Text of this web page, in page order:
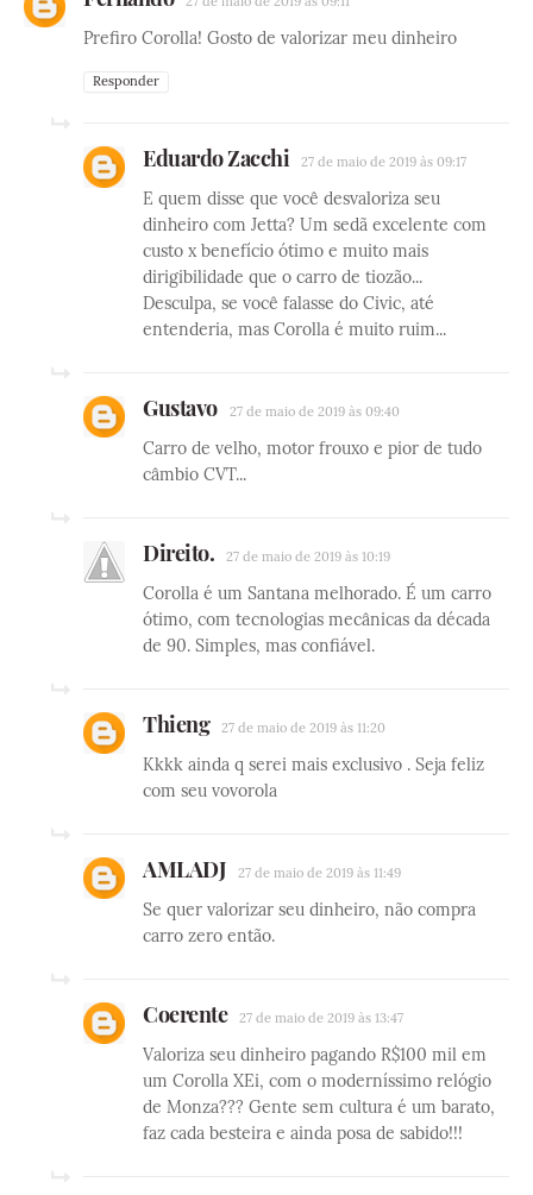
Prefiro Corolla! Gosto de valorizar meu dinheiro
Responder
Eduardo Zacchi 27 de maio de 2019 às 09:17
E quem disse que você desvaloriza seu
dinheiro com Jetta? Um sedã excelente com
custo x benefício ótimo e muito mais
dirigibilidade que o carro de tiozão...
Desculpa, se você falasse do Civic, até
entenderia, mas Corolla é muito ruim...
Gustavo 27 de maio de 2019 às 09:40
Carro de velho, motor frouxo e pior de tudo
câmbio CVT...
Direito. 27 de maio de 2019 às 10:19
Corolla é um Santana melhorado. É um carro
ótimo, com tecnologias mecânicas da década
de 90. Simples, mas confiável.
Thieng 27 de maio de 2019 às 11:20
Kkkk ainda q serei mais exclusivo . Seja feliz
com seu vovorola
AMLADJ 27 de maio de 2019 às 11:49
Se quer valorizar seu dinheiro, não compra
carro zero então.
Coerente 27 de maio de 2019 às 13:47
Valoriza seu dinheiro pagando R$100 mil em
um Corolla XEi, com o moderníssimo relógio
de Monza??? Gente sem cultura é um barato,
faz cada besteira e ainda posa de sabido!!!